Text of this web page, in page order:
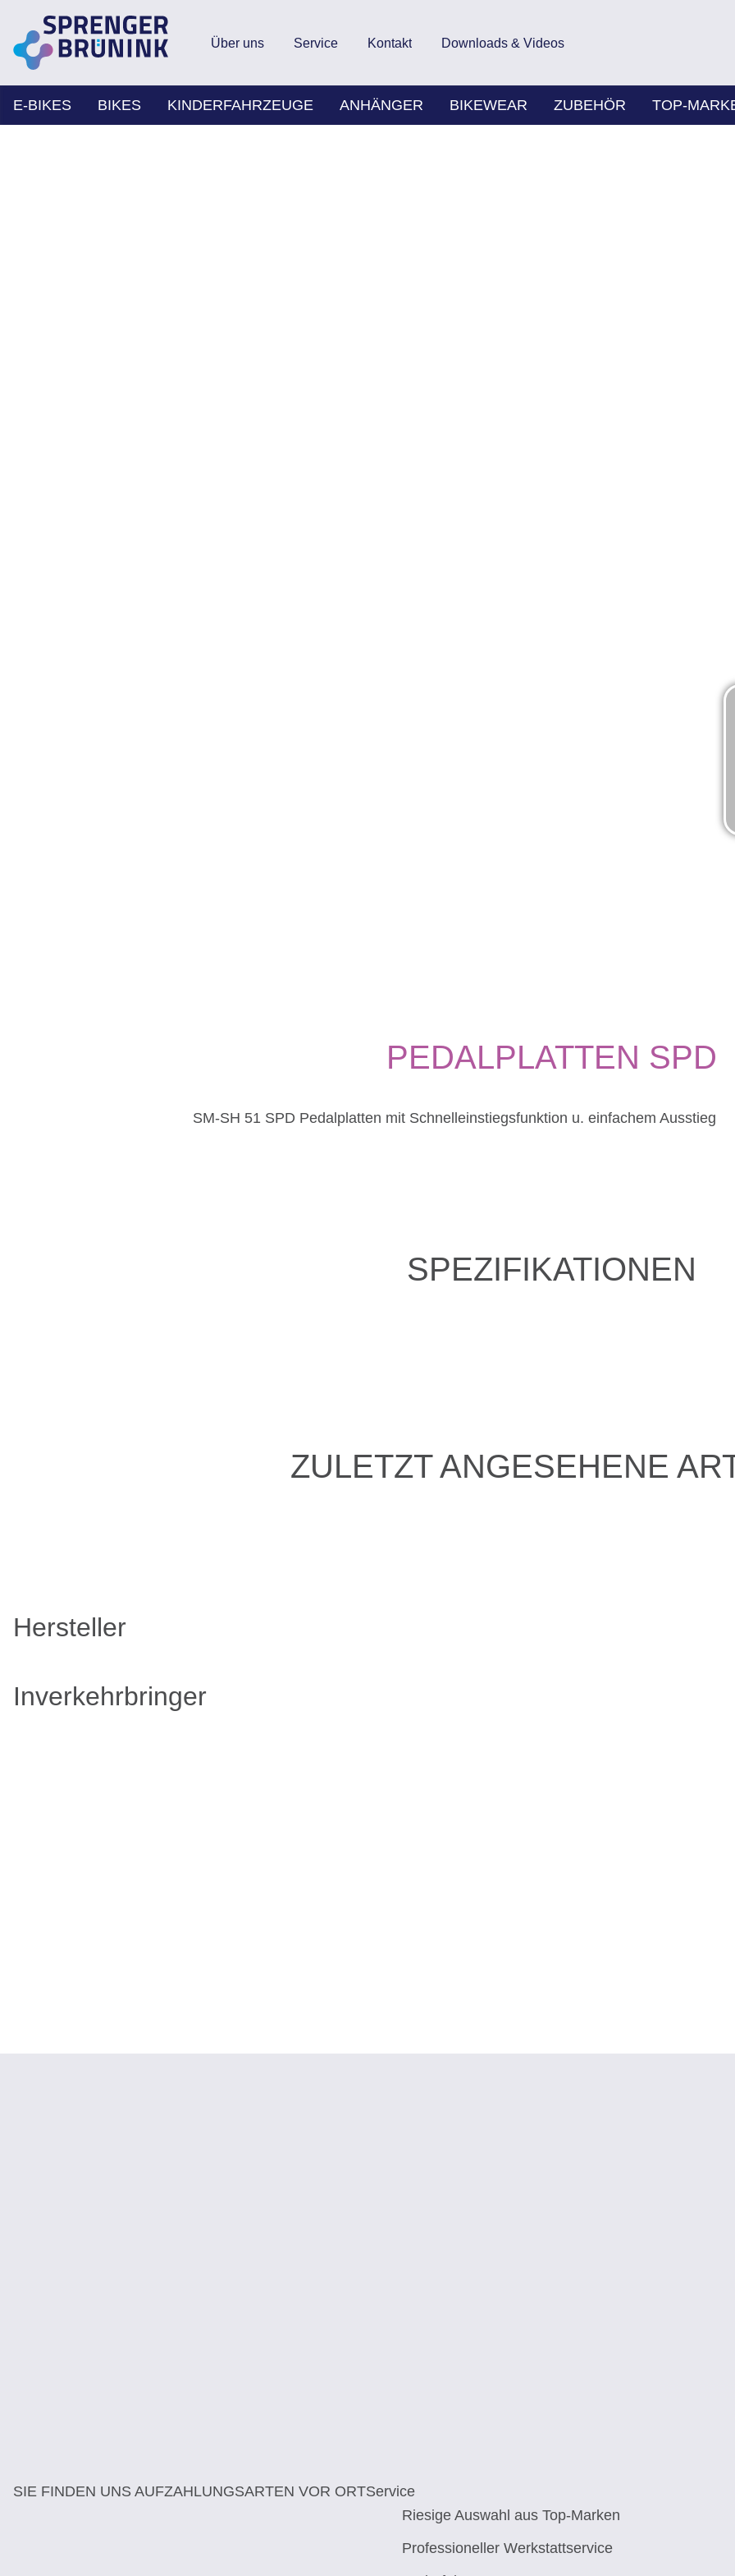
Über uns Service Kontakt Downloads & Videos
E-BIKES BIKES KINDERFAHRZEUGE ANHÄNGER BIKEWEAR ZUBEHÖR TOP-
PEDALPLATTEN SPD
SM-SH 51 SPD Pedalplatten mit Schnelleinstiegsfunktion u. einfachem Ausstieg
SPEZIFIKATIONEN
ZULETZT ANGESEHENE
Hersteller
Inverkehrbringer
SIE FINDEN UNS AUFZAHLUNGSARTEN VOR ORTService
Riesige Auswahl aus Top-Marken
Professioneller Werkstattservice